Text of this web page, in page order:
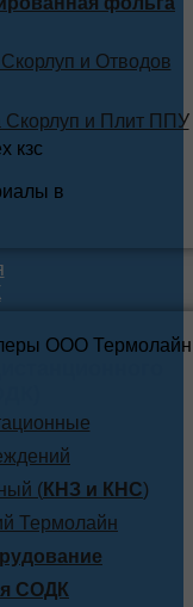
и Отводов
Скорлуп и Плит ППУ
(КНЗ и КНС)
Термолайн
СОДК